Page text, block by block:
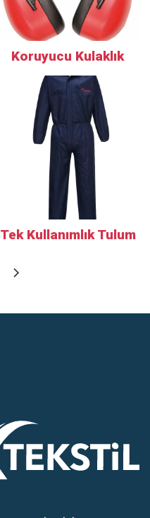
Koruyucu Kulaklık
Tek Kullanımlık Tulum